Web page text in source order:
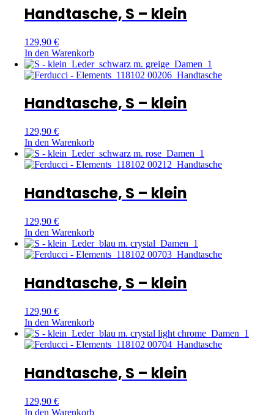
Handtasche, S – klein
129,90 €
In den Warenkorb
Handtasche, S – klein
129,90 €
In den Warenkorb
Handtasche, S – klein
129,90 €
In den Warenkorb
Handtasche, S – klein
129,90 €
In den Warenkorb
Handtasche, S – klein
129,90 €
In den Warenkorb